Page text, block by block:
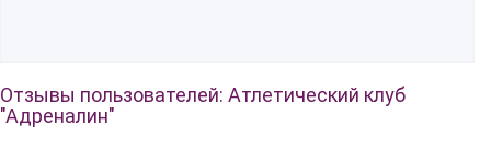
Отзывы пользователей: Атлетический клуб
"Адреналин"